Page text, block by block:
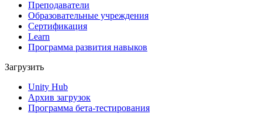
XR-игры
Запускайте XR-игры на разных платформах
Упрощенное создание многопользовательских игр
Преподаватели
Образовательные учреждения
Сертификация
Learn
Программа развития навыков
Загрузить
Unity Hub
Архив загрузок
Программа бета-тестирования